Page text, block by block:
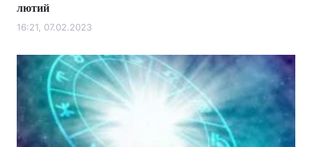
лютий
16:21, 07.02.2023